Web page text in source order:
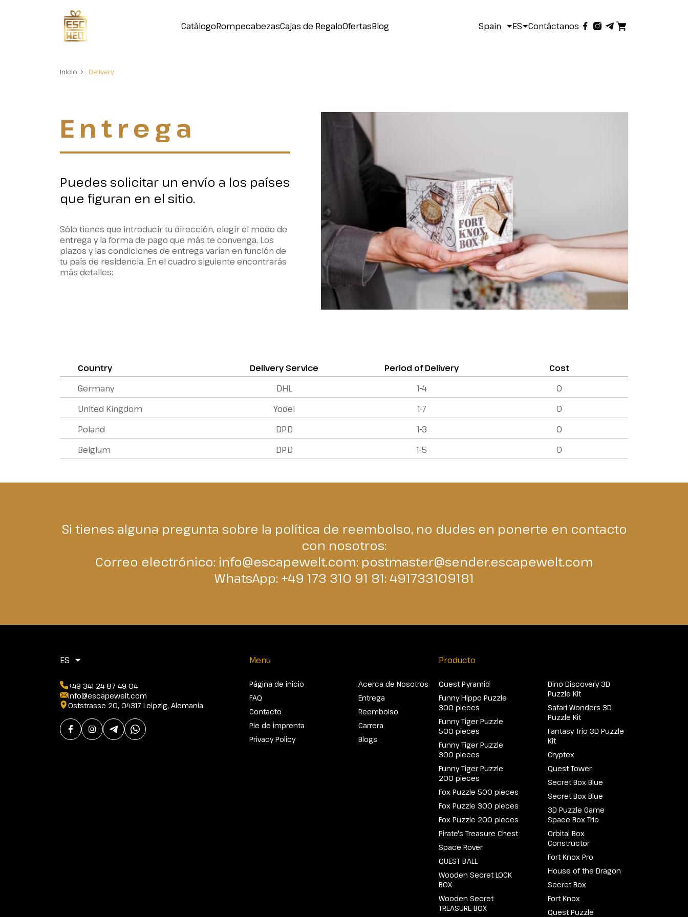
CatàlogoRompecabezasCajas de RegaloOfertasBlog Spain ES Contáctanos
Inicio Delivery
Entrega
Puedes solicitar un envío a los países
que figuran en el sitio.
Sólo tienes que introducir tu dirección, elegir el modo de
entrega y la forma de pago que más te convenga. Los
plazos y las condiciones de entrega varían en función de
tu país de residencia. En el cuadro siguiente encontrarás
más detalles:
Country Delivery Service Period of Delivery
Cost
Germany
DHL 1-4
0
United Kingdom
Yodel 1-7
0
Poland
DPD 1-3
0
Belgium
DPD 1-5 0
Si tienes alguna pregunta sobre la política de reembolso, no dudes en ponerte en contacto
con nosotros:
Correo electrónico: info@escapewelt.com: postmaster@sender.escapewelt.com
WhatsApp: +49 173 310 91 81: 491733109181
ES
+49 341 24 87 49 04
info@escapewelt.com
Oststrasse 20, 04317 Leipzig, Alemania
Menu
Página de inicio
FAQ
Contacto
Pie de imprenta
Privacy Policy
Acerca de Nosotros
Entrega
Reembolso
Carrera
Blogs
Producto
Quest Pyramid
Funny Hippo Puzzle
300 pieces
Funny Tiger Puzzle
500 pieces
Funny Tiger Puzzle
300 pieces
Funny Tiger Puzzle
200 pieces
Fox Puzzle 500 pieces
Fox Puzzle 300 pieces
Fox Puzzle 200 pieces
Pirate's Treasure Chest
Space Rover
QUEST BALL
Wooden Secret LOCK
BOX
Wooden Secret
TREASURE BOX
Dino Discovery 3D
Puzzle Kit
Safari Wonders 3D
Puzzle Kit
Fantasy Trio 3D Puzzle
Kit
Cryptex
Quest Tower
Secret Box Blue
Secret Box Blue
3D Puzzle Game
Space Box Trio
Orbital Box
Constructor
Fort Knox Pro
House of the Dragon
Secret Box
Fort Knox
Quest Puzzle